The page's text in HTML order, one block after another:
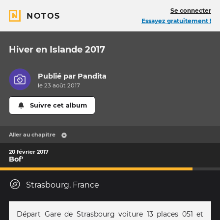
NOTOS
Se connecter
Essayez gratuitement !
Hiver en Islande 2017
Publié par Pandita
le 23 août 2017
Suivre cet album
Aller au chapitre
20 février 2017
Bof'
Strasbourg, France
Départ Gare de Strasbourg voiture 13 places 051 et